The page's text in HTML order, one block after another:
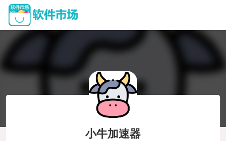
小牛加速器